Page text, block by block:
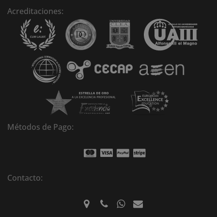
Acreditaciones:
Métodos de Pago:
Contacto: